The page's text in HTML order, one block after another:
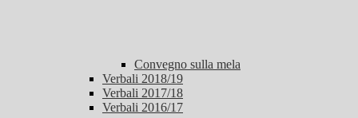
Convegno sulla mela
Verbali 2018/19
Verbali 2017/18
Verbali 2016/17